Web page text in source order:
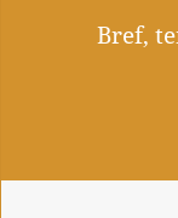
Bref,